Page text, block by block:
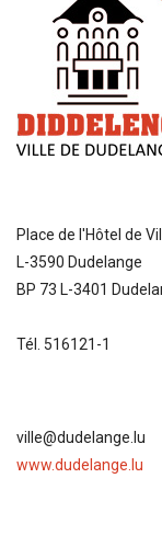
Place de l'Hôtel de
L-3590 Dudelange
BP 73 L-3401
Tél. 516121-1
ville@dudelange.lu
www.dudelange.lu